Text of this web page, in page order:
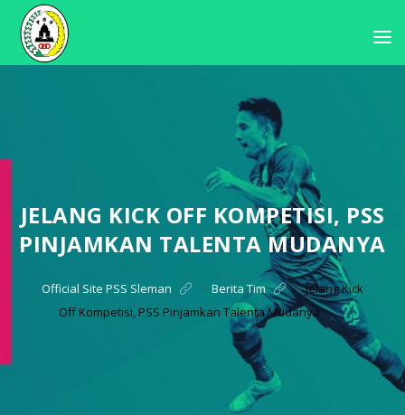
JELANG KICK OFF KOMPETISI, PSS
PINJAMKAN TALENTA MUDANYA
Official Site PSS Sleman > Berita Tim >Jelang Kick
Off Kompetisi, PSS Pinjamkan Talenta Mudanya